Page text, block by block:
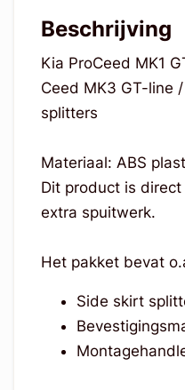
Beschrijving
Kia ProCeed MK1
Ceed MK3 GT-line
splitters
Materiaal: ABS
Dit product is
extra spuitwerk.
Het pakket bevat
Side skirt